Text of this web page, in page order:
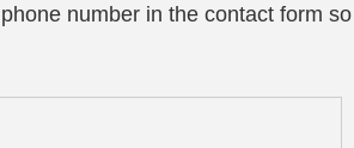
number in the contact form